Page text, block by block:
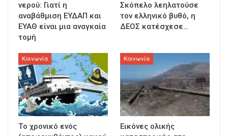
νερού: Γιατί η
αναβάθμιση ΕΥΔΑΠ και
ΕΥΑΘ είναι μια αναγκαία
τομή
Σκόπελο λεηλατούσε
τον ελληνικό βυθό, η
ΔΕΟΣ κατέσχεσε…
Κοινωνία
Τo χρονικό ενός
Κοινωνία
Εικόνες ολικής